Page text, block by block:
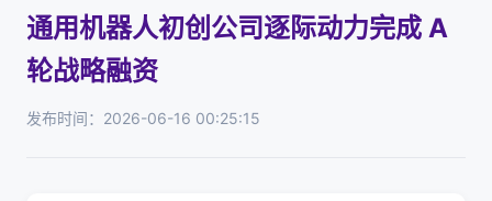
通用机器人初创公司逐际动力完成 A
轮战略融资
发布时间：2026-06-16 00:25:15